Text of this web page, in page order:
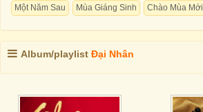
Một Năm Sau
Mùa Giáng Sinh Chào Mùa Mới
Album/playlist Đại Nhân